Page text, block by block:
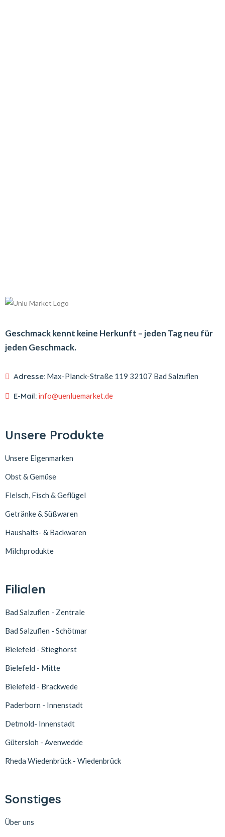
Geschmack kennt keine Herkunft – jeden Tag neu für
jeden Geschmack.
Adresse: Max-Planck-Straße 119 32107 Bad Salzuflen
E-Mail: info@uenluemarket.de
Unsere Produkte
Unsere Eigenmarken
Obst & Gemüse
Fleisch, Fisch & Geflügel
Getränke & Süßwaren
Haushalts- & Backwaren
Milchprodukte
Filialen
Bad Salzuflen - Zentrale
Bad Salzuflen - Schötmar
Bielefeld - Stieghorst
Bielefeld - Mitte
Bielefeld - Brackwede
Paderborn - Innenstadt
Detmold- Innenstadt
Gütersloh - Avenwedde
Rheda Wiedenbrück - Wiedenbrück
Sonstiges
Über uns